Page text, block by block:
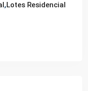
,Lotes Residencial